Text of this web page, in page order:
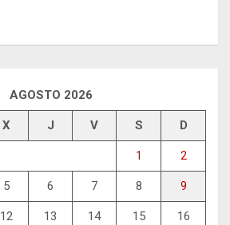
AGOSTO 2026
X J V S D
1 2
5 6 7 8 9
12 13 14 15 16